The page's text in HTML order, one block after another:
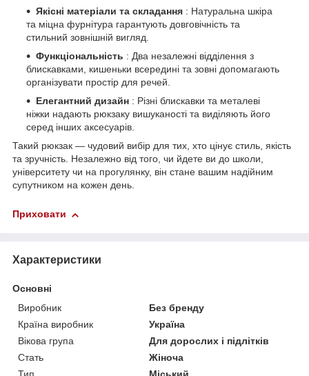
Якісні матеріали та складання : Натуральна шкіра
та міцна фурнітура гарантують довговічність та
стильний зовнішній вигляд.
Функціональність : Два незалежні відділення з
блискавками, кишеньки всередині та зовні допомагають
організувати простір для речей.
Елегантний дизайн : Різні блискавки та металеві
ніжки надають рюкзаку вишуканості та виділяють його
серед інших аксесуарів.
Такий рюкзак — чудовий вибір для тих, хто цінує стиль, якість
та зручність. Незалежно від того, чи йдете ви до школи,
університету чи на прогулянку, він стане вашим надійним
супутником на кожен день.
Приховати
Характеристики
Основні
Виробник
Без бренду
Країна виробник
Україна
Вікова група
Для дорослих і підлітків
Стать
Жіноча
Тип
Міський